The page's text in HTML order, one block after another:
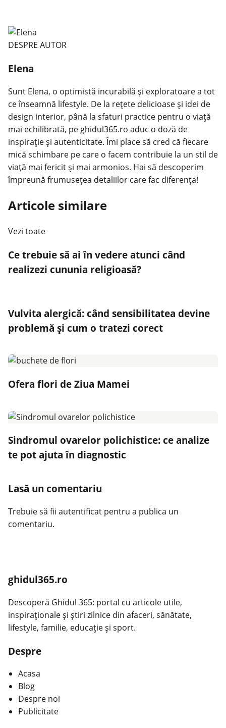
DESPRE AUTOR
Elena
Sunt Elena, o optimistă incurabilă și exploratoare a tot
ce înseamnă lifestyle. De la rețete delicioase și idei de
design interior, până la sfaturi practice pentru o viață
mai echilibrată, pe ghidul365.ro aduc o doză de
inspirație și autenticitate. Îmi place să cred că fiecare
mică schimbare pe care o facem contribuie la un stil de
viață mai fericit și mai armonios. Hai să descoperim
împreună frumusețea detaliilor care fac diferența!
Articole similare
Vezi toate
Ce trebuie să ai în vedere atunci când
realizezi cununia religioasă?
Vulvita alergică: când sensibilitatea devine
problemă și cum o tratezi corect
Ofera flori de Ziua Mamei
Sindromul ovarelor polichistice: ce analize
te pot ajuta în diagnostic
Lasă un comentariu
Trebuie să fii autentificat pentru a publica un
comentariu.
ghidul365.ro
Descoperă Ghidul 365: portal cu articole utile,
inspiraționale și știri zilnice din afaceri, sănătate,
lifestyle, familie, educație și sport.
Despre
Acasa
Blog
Despre noi
Publicitate